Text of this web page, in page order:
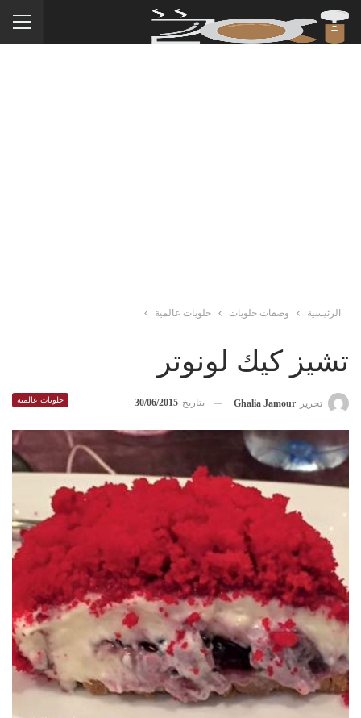
الرئيسية وصفات حلويات حلويات عالمية
تشيز كيك لونوتر
حلويات عالمية تحرير Ghalia Jamour بتاريخ 30/06/2015